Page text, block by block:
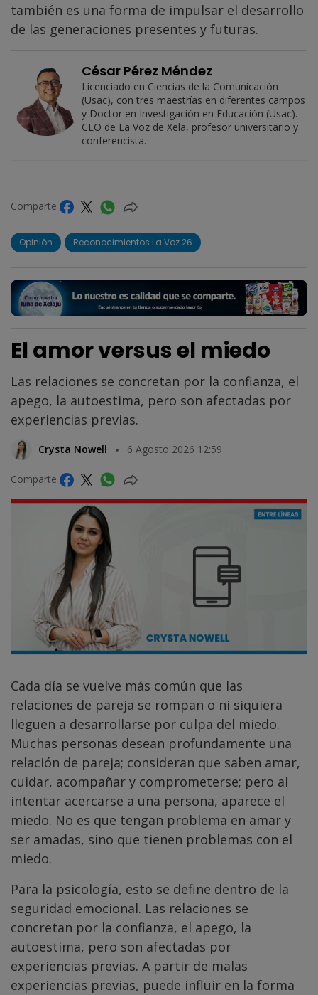
también es una forma de impulsar el desarrollo
de las generaciones presentes y futuras.
César Pérez Méndez
Licenciado en Ciencias de la Comunicación
(Usac), con tres maestrías en diferentes campos
y Doctor en Investigación en Educación (Usac).
CEO de La Voz de Xela, profesor universitario y
conferencista.
Comparte
Opinión Reconocimientos La Voz 26
El amor versus el miedo
Las relaciones se concretan por la confianza, el
apego, la autoestima, pero son afectadas por
experiencias previas.
Crysta Nowell 6 Agosto 2026 12:59
Comparte
Cada día se vuelve más común que las
relaciones de pareja se rompan o ni siquiera
lleguen a desarrollarse por culpa del miedo.
Muchas personas desean profundamente una
relación de pareja; consideran que saben amar,
cuidar, acompañar y comprometerse; pero al
intentar acercarse a una persona, aparece el
miedo. No es que tengan problema en amar y
ser amadas, sino que tienen problemas con el
miedo.
Para la psicología, esto se define dentro de la
seguridad emocional. Las relaciones se
concretan por la confianza, el apego, la
autoestima, pero son afectadas por
experiencias previas. A partir de malas
experiencias previas, puede influir en la forma